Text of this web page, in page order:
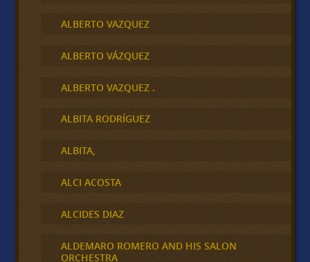
ALBERTO VAZQUEZ
ALBERTO VÁZQUEZ
ALBERTO VAZQUEZ .
ALBITA RODRÍGUEZ
ALBITA,
ALCI ACOSTA
ALCIDES DIAZ
ALDEMARO ROMERO AND HIS SALON
ORCHESTRA